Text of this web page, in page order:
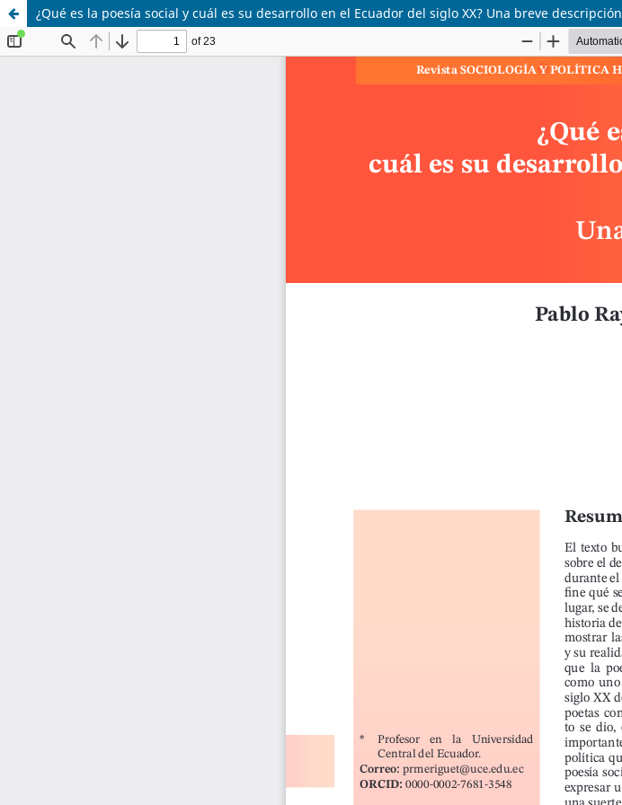
¿Qué es la poesía social y cuál es su desarrollo en el Ecuador del siglo XX? Una breve descripción